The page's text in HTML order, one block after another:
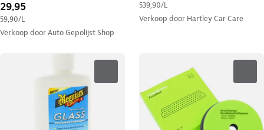
29,95
59,90/L
Verkoop doorAuto Gepolijst Shop
539,90/L
Verkoop door Hartley Car Care